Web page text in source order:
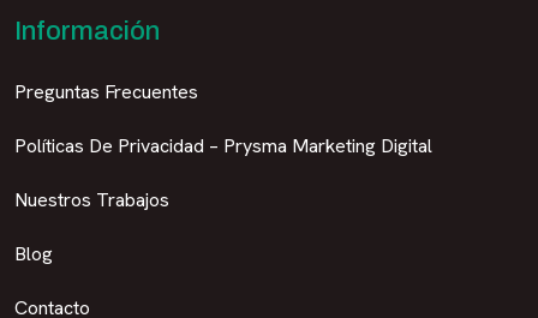
Información
Preguntas Frecuentes
Políticas De Privacidad – Prysma Marketing Digital
Nuestros Trabajos
Blog
Contacto